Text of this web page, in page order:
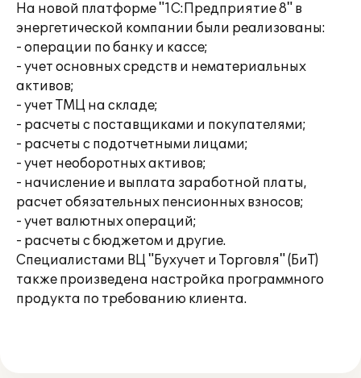
На новой платформе "1С:Предприятие 8" в
энергетической компании были реализованы:
- операции по банку и кассе;
- учет основных средств и нематериальных
активов;
- учет ТМЦ на складе;
- расчеты с поставщиками и покупателями;
- расчеты с подотчетными лицами;
- учет необоротных активов;
- начисление и выплата заработной платы,
расчет обязательных пенсионных взносов;
- учет валютных операций;
- расчеты с бюджетом и другие.
Специалистами ВЦ "Бухучет и Торговля" (БиТ)
также произведена настройка программного
продукта по требованию клиента.